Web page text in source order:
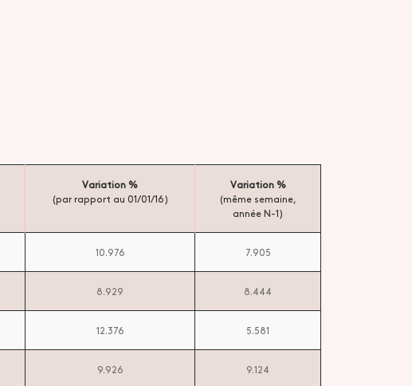
Variation %
(par rapport au 01/01/16)
Variation %
(même semaine,
année N-1)
10.976 7.905
8.929 8.444
12.376 5.581
9.926 9.124